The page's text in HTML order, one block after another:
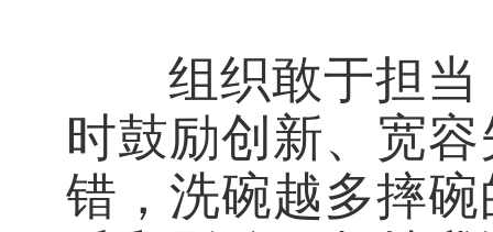
组织敢于担当
时鼓励创新、宽
错，洗碗越多摔